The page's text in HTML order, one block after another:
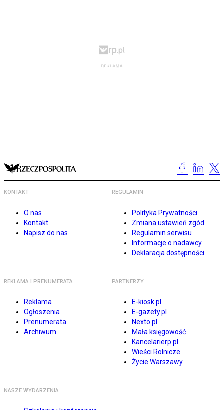
KONTAKT
O nas
Kontakt
Napisz do nas
REGULAMIN
Polityka Prywatności
Zmiana ustawień zgód
Regulamin serwisu
Informacje o nadawcy
Deklaracja dostępności
REKLAMA I PRENUMERATA
Reklama
Ogłoszenia
Prenumerata
Archiwum
PARTNERZY
E-kiosk.pl
E-gazety.pl
Nexto.pl
Mała księgowość
Kancelarierp.pl
Wieści Rolnicze
Życie Warszawy
NASZE WYDARZENIA